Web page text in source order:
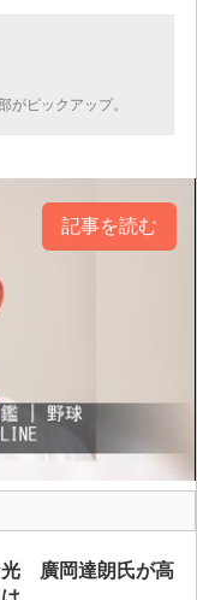
がピックアップ。
記事を読む
光 廣岡達朗氏が高